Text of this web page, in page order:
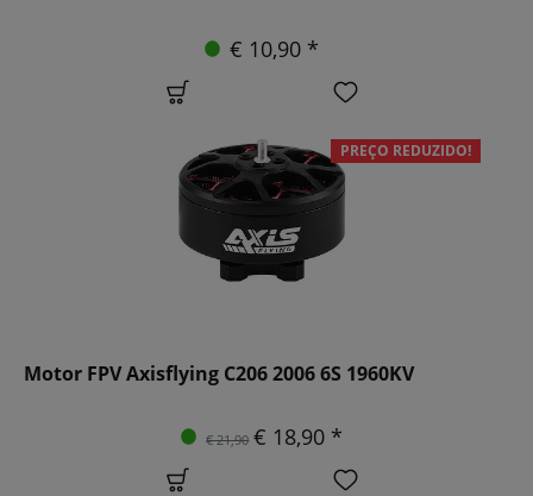
€ 10,90 *
PREÇO REDUZIDO!
Motor FPV Axisflying C206 2006 6S 1960KV
€ 21,90 € 18,90 *